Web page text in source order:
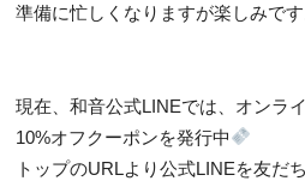
準備に忙しくなりますが楽しみです
現在、和音公式LINEでは、オンラ
10%オフクーポンを発行中
トップのURLより公式LINEを友だ